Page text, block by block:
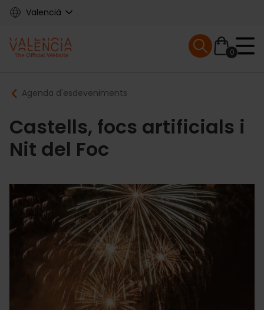
Skip
content
Valencià
Main
navigation
0
Mobile menu
Breadcrumb
Agenda d'esdeveniments
Castells, focs artificials i
Nit del Foc